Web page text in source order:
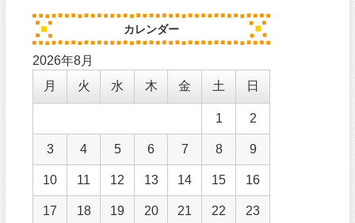
カレンダー
2026年8月
月
火 水 木 金 土 日
1 2
3 4 5 6 7 8 9
10 11 12 13 14 15 16
17 18 19 20 21 22 23